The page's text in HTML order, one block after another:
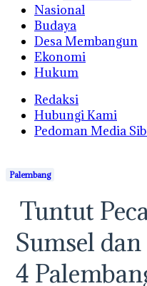
Nasional
Budaya
Desa Membangun
Ekonomi
Hukum
Redaksi
Hubungi Kami
Pedoman Media
Palembang
Tuntut
Sumsel
4